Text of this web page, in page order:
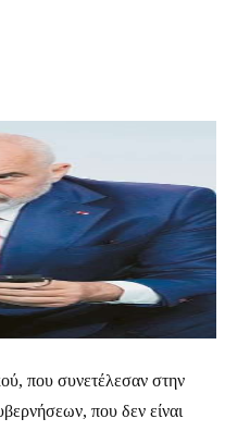
που συνετέλεσαν στην
που δεν είναι